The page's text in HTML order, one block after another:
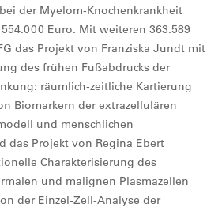
der Myelom-Knochenkrankheit
Euro. Mit weiteren 363.589
das Projekt von Franziska Jundt mit
des frühen Fußabdrucks der
räumlich-zeitliche Kartierung
Biomarkern der extrazellulären
und menschlichen
das Projekt von Regina Ebert
Charakterisierung des
und malignen Plasmazellen
der Einzel-Zell-Analyse der